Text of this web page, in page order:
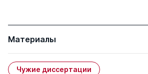
Материалы
Чужие диссертации